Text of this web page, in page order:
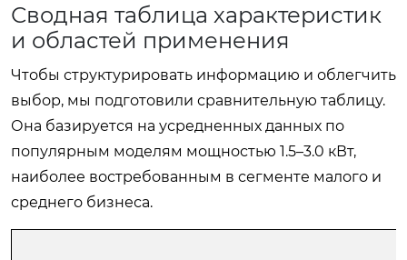
Сводная таблица характеристик
и областей применения
Чтобы структурировать информацию и облегчить
выбор, мы подготовили сравнительную таблицу.
Она базируется на усредненных данных по
популярным моделям мощностью 1.5–3.0 кВт,
наиболее востребованным в сегменте малого и
среднего бизнеса.